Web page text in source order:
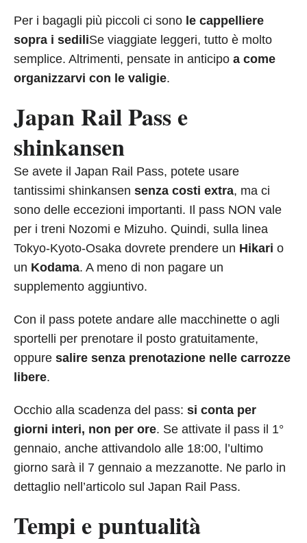
Per i bagagli più piccoli ci sono le cappelliere
sopra i sediliSe viaggiate leggeri, tutto è molto
semplice. Altrimenti, pensate in anticipo a come
organizzarvi con le valigie.
Japan Rail Pass e
shinkansen
Se avete il Japan Rail Pass, potete usare
tantissimi shinkansen senza costi extra, ma ci
sono delle eccezioni importanti. Il pass NON vale
per i treni Nozomi e Mizuho. Quindi, sulla linea
Tokyo-Kyoto-Osaka dovrete prendere un Hikari o
un Kodama. A meno di non pagare un
supplemento aggiuntivo.
Con il pass potete andare alle macchinette o agli
sportelli per prenotare il posto gratuitamente,
oppure salire senza prenotazione nelle carrozze
libere.
Occhio alla scadenza del pass: si conta per
giorni interi, non per ore. Se attivate il pass il 1°
gennaio, anche attivandolo alle 18:00, l’ultimo
giorno sarà il 7 gennaio a mezzanotte. Ne parlo in
dettaglio nell’articolo sul Japan Rail Pass.
Tempi e puntualità